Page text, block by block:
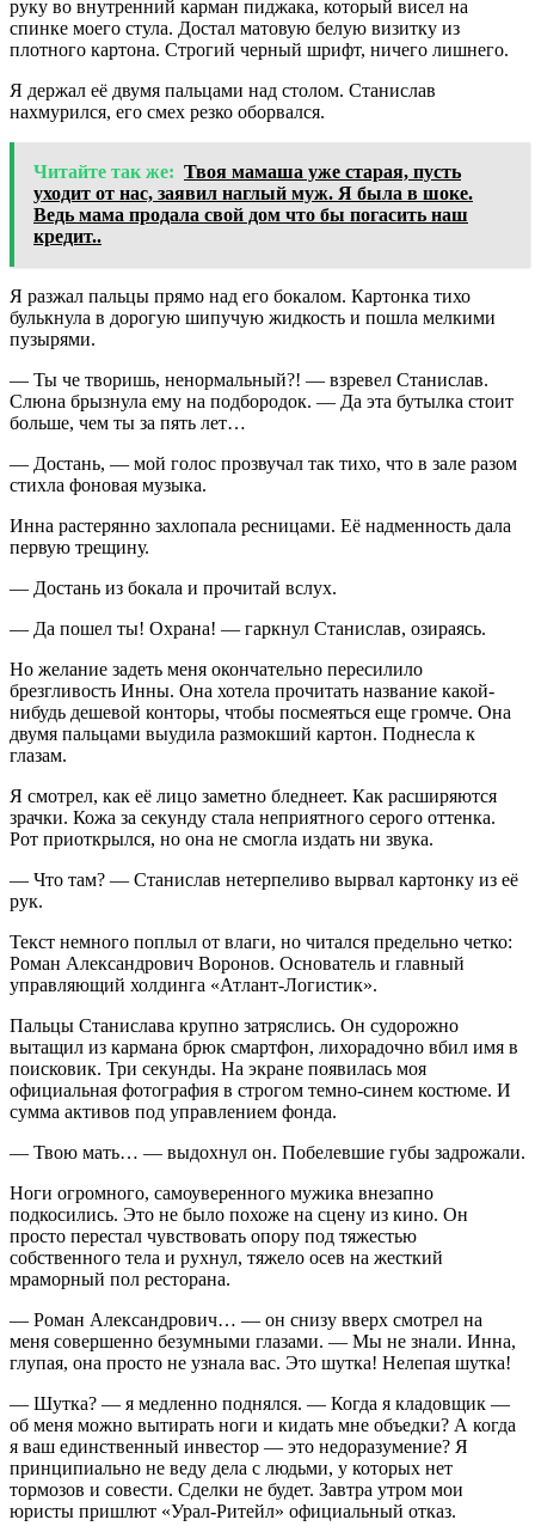
руку во внутренний карман пиджака, который висел на
спинке моего стула. Достал матовую белую визитку из
плотного картона. Строгий черный шрифт, ничего лишнего.
Я держал её двумя пальцами над столом. Станислав
нахмурился, его смех резко оборвался.
Читайте так же: Твоя мамаша уже старая, пусть
уходит от нас, заявил наглый муж. Я была в шоке.
Ведь мама продала свой дом что бы погасить наш
кредит..
Я разжал пальцы прямо над его бокалом. Картонка тихо
булькнула в дорогую шипучую жидкость и пошла мелкими
пузырями.
— Ты че творишь, ненормальный?! — взревел Станислав.
Слюна брызнула ему на подбородок. — Да эта бутылка стоит
больше, чем ты за пять лет…
— Достань, — мой голос прозвучал так тихо, что в зале разом
стихла фоновая музыка.
Инна растерянно захлопала ресницами. Её надменность дала
первую трещину.
— Достань из бокала и прочитай вслух.
— Да пошел ты! Охрана! — гаркнул Станислав, озираясь.
Но желание задеть меня окончательно пересилило
брезгливость Инны. Она хотела прочитать название какой-
нибудь дешевой конторы, чтобы посмеяться еще громче. Она
двумя пальцами выудила размокший картон. Поднесла к
глазам.
Я смотрел, как её лицо заметно бледнеет. Как расширяются
зрачки. Кожа за секунду стала неприятного серого оттенка.
Рот приоткрылся, но она не смогла издать ни звука.
— Что там? — Станислав нетерпеливо вырвал картонку из её
рук.
Текст немного поплыл от влаги, но читался предельно четко:
Роман Александрович Воронов. Основатель и главный
управляющий холдинга «Атлант-Логистик».
Пальцы Станислава крупно затряслись. Он судорожно
вытащил из кармана брюк смартфон, лихорадочно вбил имя в
поисковик. Три секунды. На экране появилась моя
официальная фотография в строгом темно-синем костюме. И
сумма активов под управлением фонда.
— Твою мать… — выдохнул он. Побелевшие губы задрожали.
Ноги огромного, самоуверенного мужика внезапно
подкосились. Это не было похоже на сцену из кино. Он
просто перестал чувствовать опору под тяжестью
собственного тела и рухнул, тяжело осев на жесткий
мраморный пол ресторана.
— Роман Александрович… — он снизу вверх смотрел на
меня совершенно безумными глазами. — Мы не знали. Инна,
глупая, она просто не узнала вас. Это шутка! Нелепая шутка!
— Шутка? — я медленно поднялся. — Когда я кладовщик —
об меня можно вытирать ноги и кидать мне объедки? А когда
я ваш единственный инвестор — это недоразумение? Я
принципиально не веду дела с людьми, у которых нет
тормозов и совести. Сделки не будет. Завтра утром мои
юристы пришлют «Урал-Ритейл» официальный отказ.